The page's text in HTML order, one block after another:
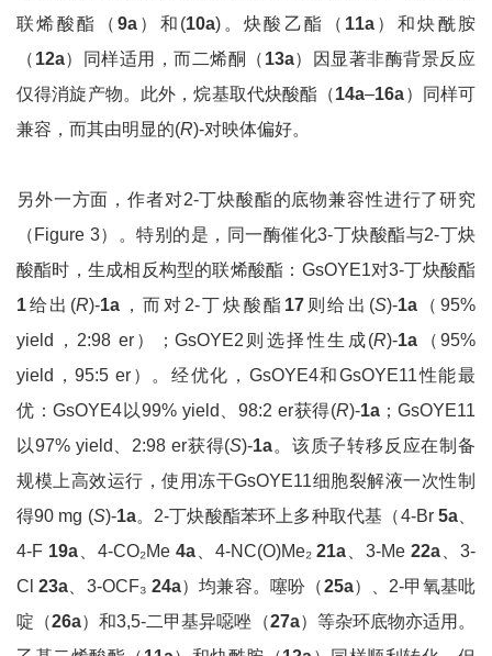
联烯酸酯（ 9a ）和(10a)。炔酸乙酯（ 11a ）和炔酰胺
（ 12a）同样适用，而二烯酮（ 13a）因显著非酶背景反应
仅得消旋产物。此外，烷基取代炔酸酯（14a–16a）同样可
兼容，而其由明显的(R)-对映体偏好。
另外一方面，作者对2-丁炔酸酯的底物兼容性进行了研究
（Figure 3）。特别的是，同一酶催化3-丁炔酸酯与2-丁炔
酸酯时，生成相反构型的联烯酸酯：GsOYE1对3-丁炔酸酯
1给出(R)-1a ，而对2-丁炔酸酯 17 则给出(S)-1a（95%
yield，2:98 er）；GsOYE2则选择性生成(R)-1a （95%
yield，95:5 er）。经优化，GsOYE4和GsOYE11性能最
优：GsOYE4以99% yield、98:2 er获得(R)-1a ；GsOYE11
以97% yield、2:98 er获得(S)-1a。该质子转移反应在制备
规模上高效运行，使用冻干GsOYE11细胞裂解液一次性制
得90 mg (S)-1a。2-丁炔酸酯苯环上多种取代基（4-Br5a、
4-F 19a、4-CO₂Me 4a、4-NC(O)Me₂21a 、3-Me22a 、3-
Cl23a 、3-OCF₃ 24a）均兼容。噻吩（25a）、2-甲氧基吡
啶（26a）和3,5-二甲基异噁唑（27a）等杂环底物亦适用。